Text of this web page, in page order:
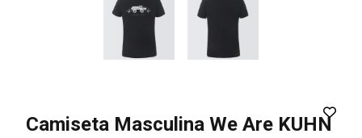
Camiseta Masculina We Are KUHN